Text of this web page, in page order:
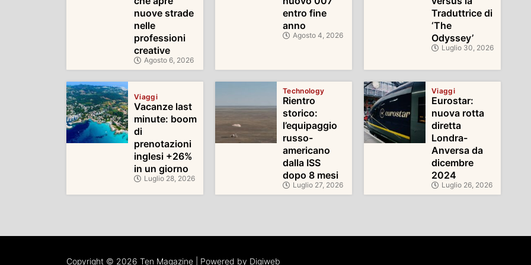
nuove strade
nelle
professioni
creative
Agosto 6, 2026
entro fine
anno
Agosto 4, 2026
Traduttrice di
‘The
Odyssey’
Luglio 30, 2026
Viaggi
Vacanze last
minute: boom
di
prenotazioni
inglesi +26%
in un giorno
Luglio 28, 2026
Technology
Rientro
storico:
l’equipaggio
russo-
americano
dalla ISS
dopo 8 mesi
Luglio 27, 2026
Viaggi
Eurostar:
nuova rotta
diretta
Londra-
Anversa da
dicembre
2024
Luglio 26, 2026
Copyright © 2026 Ten Magazine | Powered by Digiweb